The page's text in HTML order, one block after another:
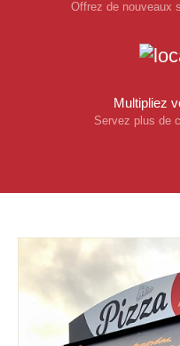
Offrez de nouveaux
Multipliez
Servez plus de